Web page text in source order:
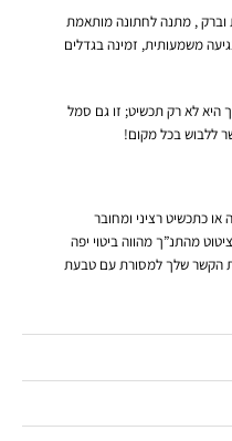
טהור 925 לאיכות וברק , מתנה לחתונה מותאמת
משמעותית, זמינה בגדלים
היא לא רק תכשיט; זו גם סמל
ללבוש בכל מקום!
כתכשיט רציני ומחובר
מהתנ”ך מהווה ביטוי יפה
הקשר שלך למסורת עם טבעת